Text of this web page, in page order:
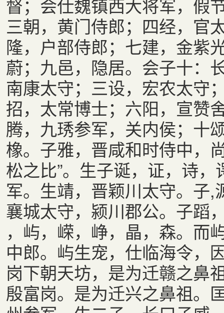
督；会仕魏镇西大将军，假
三朝，黄门侍郎；四经，官
隆，户部侍郎；七建，金紫
蔚；九邑，隐居。会子十：
南康太守；三设，宏农太守
招，太常博士；六阳，宣赞
腾，九琇参军，关内侯；十
橡。子雅，晋咸和时侍中，
松之比”。生子诞，证，诗
军。生靖，晋颖川太守。子
襄城太守，颍川郡公。子蹈
，屿，嵘，峥，晶，森。而
中郎。屿生宠，仕临海令，
岗下朝天坊，是为迁赣之鼻
殷富岗。是为迁兴之鼻祖。